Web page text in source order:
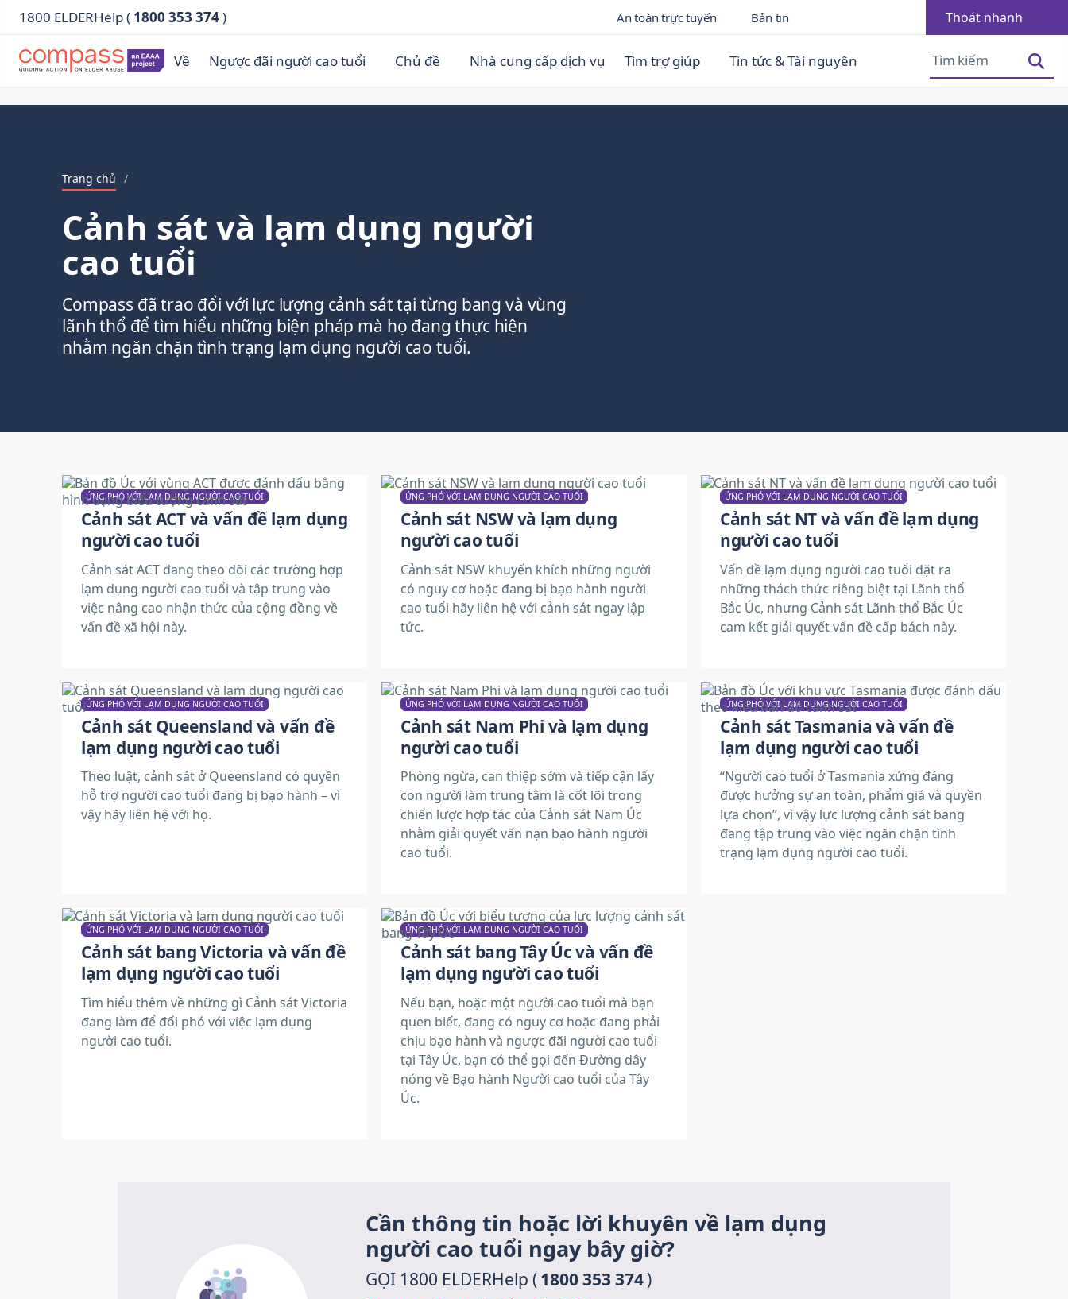
1800 ELDERHelp ( 1800 353 374) An toàn trực tuyến Bản tin Thoát nhanh
Về Ngược đãi người cao tuổi Chủ đề Nhà cung cấp dịch vụ Tìm trợ giúp Tin tức & Tài nguyên
Trang chủ /
Cảnh sát và lạm dụng người
cao tuổi
Compass đã trao đổi với lực lượng cảnh sát tại từng bang và vùng
lãnh thổ để tìm hiểu những biện pháp mà họ đang thực hiện
nhằm ngăn chặn tình trạng lạm dụng người cao tuổi.
ỨNG PHÓ VỚI LẠM DỤNG NGƯỜI CAO TUỔI
Cảnh sát ACT và vấn đề lạm dụng
người cao tuổi
Cảnh sát ACT đang theo dõi các trường hợp
lạm dụng người cao tuổi và tập trung vào
việc nâng cao nhận thức của cộng đồng về
vấn đề xã hội này.
ỨNG PHÓ VỚI LẠM DỤNG NGƯỜI CAO TUỔI
Cảnh sát NSW và lạm dụng
người cao tuổi
Cảnh sát NSW khuyến khích những người
có nguy cơ hoặc đang bị bạo hành người
cao tuổi hãy liên hệ với cảnh sát ngay lập
tức.
ỨNG PHÓ VỚI LẠM DỤNG NGƯỜI CAO TUỔI
Cảnh sát NT và vấn đề lạm dụng
người cao tuổi
Vấn đề lạm dụng người cao tuổi đặt ra
những thách thức riêng biệt tại Lãnh thổ
Bắc Úc, nhưng Cảnh sát Lãnh thổ Bắc Úc
cam kết giải quyết vấn đề cấp bách này.
ỨNG PHÓ VỚI LẠM DỤNG NGƯỜI CAO TUỔI
Cảnh sát Queensland và vấn đề
lạm dụng người cao tuổi
Theo luật, cảnh sát ở Queensland có quyền
hỗ trợ người cao tuổi đang bị bạo hành – vì
vậy hãy liên hệ với họ.
ỨNG PHÓ VỚI LẠM DỤNG NGƯỜI CAO TUỔI
Cảnh sát Nam Phi và lạm dụng
người cao tuổi
Phòng ngừa, can thiệp sớm và tiếp cận lấy
con người làm trung tâm là cốt lõi trong
chiến lược hợp tác của Cảnh sát Nam Úc
nhằm giải quyết vấn nạn bạo hành người
cao tuổi.
ỨNG PHÓ VỚI LẠM DỤNG NGƯỜI CAO TUỔI
Cảnh sát Tasmania và vấn đề
lạm dụng người cao tuổi
“Người cao tuổi ở Tasmania xứng đáng
được hưởng sự an toàn, phẩm giá và quyền
lựa chọn”, vì vậy lực lượng cảnh sát bang
đang tập trung vào việc ngăn chặn tình
trạng lạm dụng người cao tuổi.
ỨNG PHÓ VỚI LẠM DỤNG NGƯỜI CAO TUỔI
Cảnh sát bang Victoria và vấn đề
lạm dụng người cao tuổi
Tìm hiểu thêm về những gì Cảnh sát Victoria
đang làm để đối phó với việc lạm dụng
người cao tuổi.
ỨNG PHÓ VỚI LẠM DỤNG NGƯỜI CAO TUỔI
Cảnh sát bang Tây Úc và vấn đề
lạm dụng người cao tuổi
Nếu bạn, hoặc một người cao tuổi mà bạn
quen biết, đang có nguy cơ hoặc đang phải
chịu bạo hành và ngược đãi người cao tuổi
tại Tây Úc, bạn có thể gọi đến Đường dây
nóng về Bạo hành Người cao tuổi của Tây
Úc.
Cần thông tin hoặc lời khuyên về lạm dụng
người cao tuổi ngay bây giờ?
GỌI 1800 ELDERHelp (1800 353 374)